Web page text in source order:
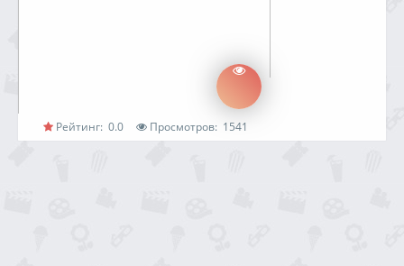
Рейтинг: 0.0 Просмотров: 1541